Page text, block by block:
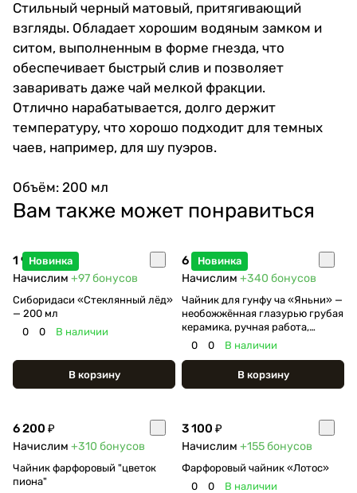
Стильный черный матовый, притягивающий
взгляды. Обладает хорошим водяным замком и
ситом, выполненным в форме гнезда, что
обеспечивает быстрый слив и позволяет
заваривать даже чай мелкой фракции.
Отлично нарабатывается, долго держит
температуру, что хорошо подходит для темных
чаев, например, для шу пуэров.
Объём: 200 мл
Вам также может понравиться
Новинка
1 950 ₽
Начислим +97бонусов
Сиборидаси «Стеклянный лёд»
— 200 мл
0
0 В наличии
В корзину
Новинка
6 800 ₽
Начислим +340 бонусов
Чайник для гунфу ча «Яньни» —
необожжённая глазурью грубая
керамика, ручная работа,
дровяной обжиг, 90 мл
0 0 В наличии
В корзину
6 200 ₽
Начислим +310 бонусов
Чайник фарфоровый "цветок
пиона"
3 100 ₽
Начислим +155бонусов
Фарфоровый чайник «Лотос»
0
0 В наличии